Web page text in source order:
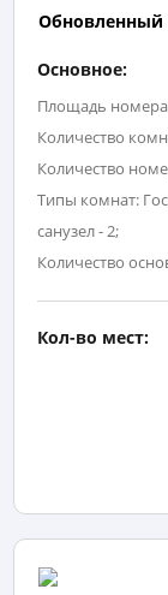
Обновленный
Основное:
Площадь номера
Количество
Количество
Типы комнат:
санузел - 2;
Количество
Кол-во мест: